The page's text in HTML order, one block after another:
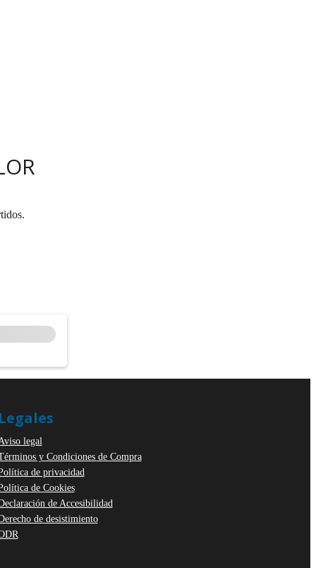
Legales
legal
y Condiciones de Compra
de privacidad
de Cookies
de Accesibilidad
de desistimiento